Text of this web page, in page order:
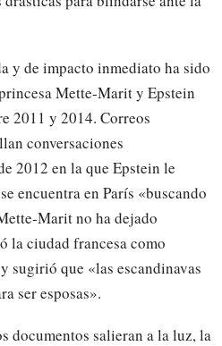
y de impacto inmediato ha sido
Mette-Marit y Epstein
2011 y 2014. Correos
conversaciones
2012 en la que Epstein le
encuentra en París «buscando
Marit no ha dejado
la ciudad francesa como
sugirió que «las escandinavas
ser esposas».
documentos salieran a la luz, la